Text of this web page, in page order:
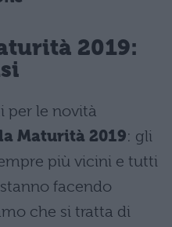
2019:
per le novità
Maturità 2019: gli
più vicini e tutti
facendo
che si tratta di